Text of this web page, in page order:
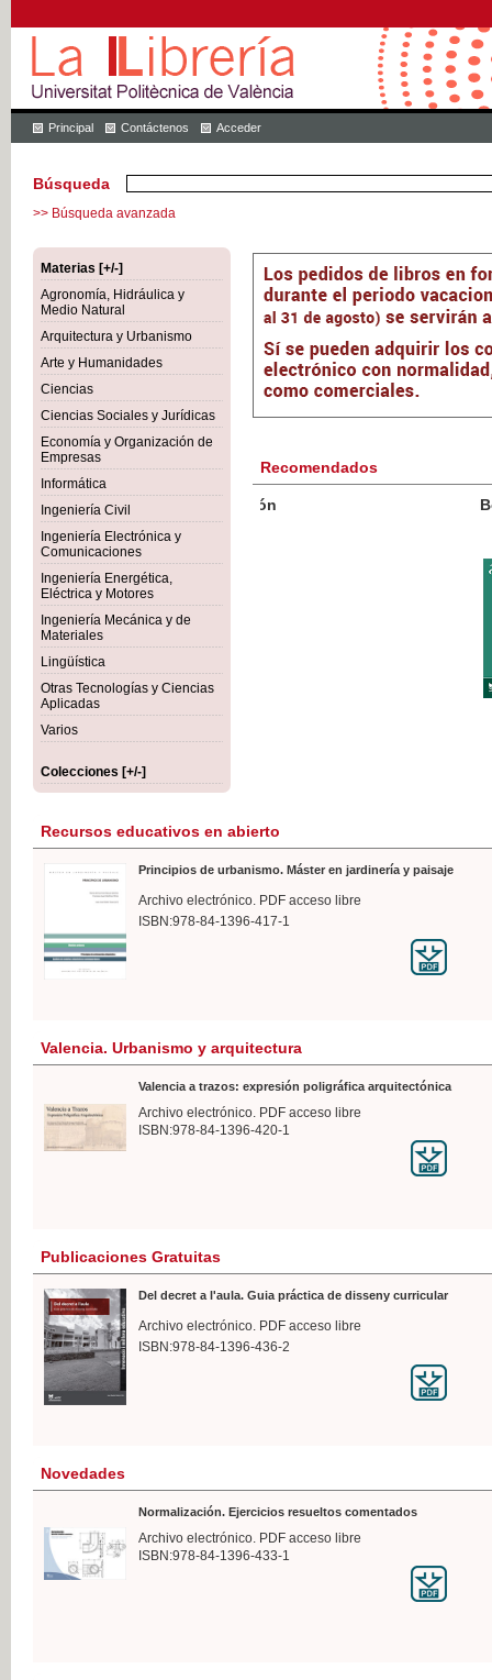
Principal Contáctenos Acceder
Búsqueda
>> Búsqueda avanzada
Materias [+/-]
Agronomía, Hidráulica y
Medio Natural
Arquitectura y Urbanismo
Arte y Humanidades
Ciencias
Ciencias Sociales y Jurídicas
Economía y Organización de
Empresas
Informática
Ingeniería Civil
Ingeniería Electrónica y
Comunicaciones
Ingeniería Energética,
Eléctrica y Motores
Ingeniería Mecánica y de
Materiales
Lingüística
Otras Tecnologías y Ciencias
Aplicadas
Varios
Colecciones [+/-]
Recomendados
Botánica Agroalimentaria
Recursos educativos en abierto
Principios de urbanismo. Máster en jardinería y paisaje
Archivo electrónico. PDF acceso libre
ISBN:978-84-1396-417-1
Valencia. Urbanismo y arquitectura
Valencia a trazos: expresión poligráfica arquitectónica
Archivo electrónico. PDF acceso libre
ISBN:978-84-1396-420-1
Publicaciones Gratuitas
Del decret a l'aula. Guia práctica de disseny curricular
Archivo electrónico. PDF acceso libre
ISBN:978-84-1396-436-2
Novedades
Normalización. Ejercicios resueltos comentados
Archivo electrónico. PDF acceso libre
ISBN:978-84-1396-433-1